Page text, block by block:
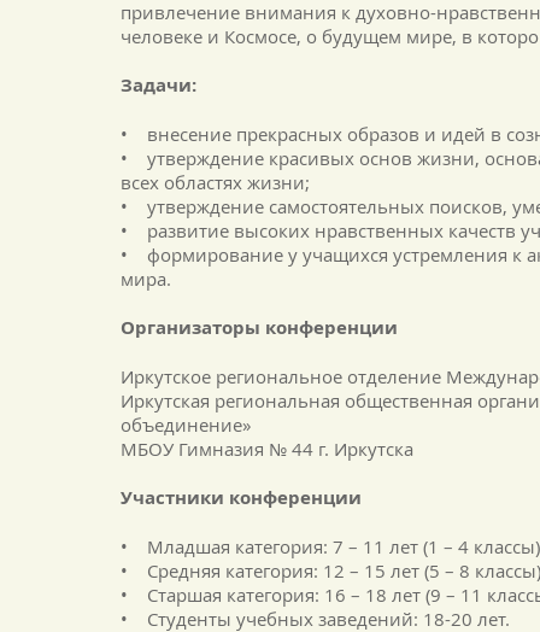
привлечение внимания к духовно-
человеке и Космосе, о будущем мире, в
Задачи:
• внесение прекрасных образов и идей в
• утверждение красивых основ жизни,
всех областях жизни;
• утверждение самостоятельных поисков,
• развитие высоких нравственных качеств
• формирование у учащихся устремления к
мира.
Организаторы конференции
Иркутское региональное отделение
Иркутская региональная общественная
объединение»
МБОУ Гимназия № 44 г. Иркутска
Участники конференции
• Младшая категория: 7 – 11 лет (1 – 4
• Средняя категория: 12 – 15 лет (5 – 8 классы)
• Старшая категория: 16 – 18 лет (9 – 11
• Студенты учебных заведений: 18-20 лет.